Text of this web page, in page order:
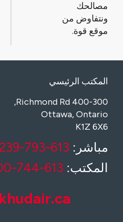
مصالحك
ونتفاوض من
موقع قوة.
المكتب الرئيسي
400-300 Richmond Rd,
Ottawa, Ontario
K1Z 6X6
مباشر: 613-793-3239
المكتب: 613-744-5000